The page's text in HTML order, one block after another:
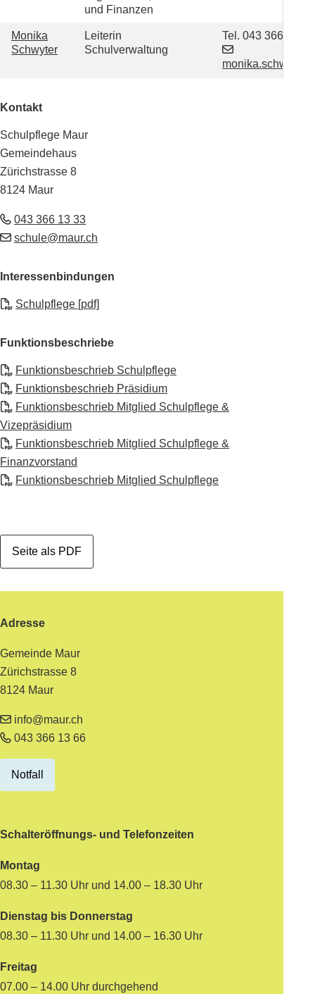
und Finanzen
Monika
Schwyter
Funktion
Leiterin
Schulverwaltung
Tel. 043 366 13 33
Kontakt
Schulpflege Maur
Gemeindehaus
Zürichstrasse 8
8124 Maur
043 366 13 33
schule@maur.ch
Interessenbindungen
Schulpflege [pdf]
Funktionsbeschriebe
Funktionsbeschrieb Schulpflege
Funktionsbeschrieb Präsidium
Funktionsbeschrieb Mitglied Schulpflege &
Vizepräsidium
Funktionsbeschrieb Mitglied Schulpflege &
Finanzvorstand
Funktionsbeschrieb Mitglied Schulpflege
Seite als PDF
Adresse
Gemeinde Maur
Zürichstrasse 8
8124 Maur
info@maur.ch
043 366 13 66
Notfall
Schalteröffnungs- und Telefonzeiten
Montag
08.30 – 11.30 Uhr und 14.00 – 18.30 Uhr
Dienstag bis Donnerstag
08.30 – 11.30 Uhr und 14.00 – 16.30 Uhr
Freitag
07.00 – 14.00 Uhr durchgehend